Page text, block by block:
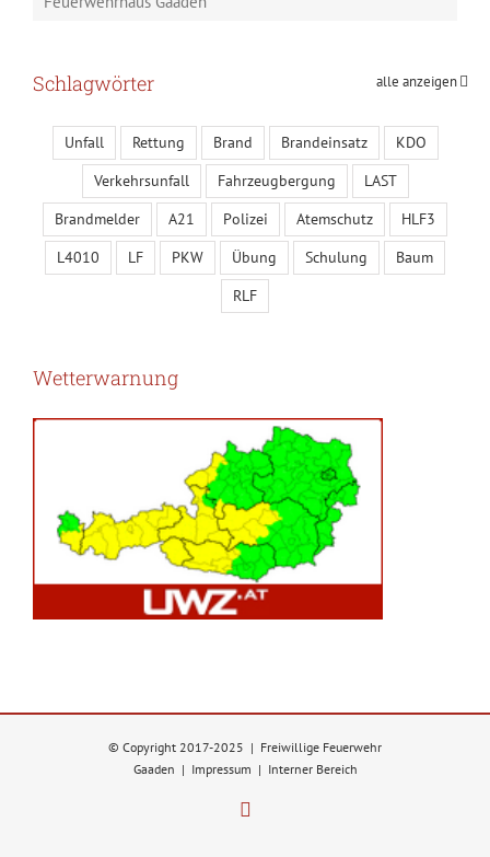
alle anzeigen
Schlagwörter
Unfall Rettung Brand Brandeinsatz
KDO
Verkehrsunfall
Fahrzeugbergung
LAST
Brandmelder
A21 Polizei Atemschutz
HLF3
L4010
LF PKW Übung Schulung
Baum
RLF
Wetterwarnung
© Copyright 2017-2025 | Freiwillige Feuerwehr
Gaaden | Impressum | Interner Bereich